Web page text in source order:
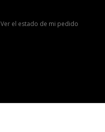
Ver el estado de mi pedido